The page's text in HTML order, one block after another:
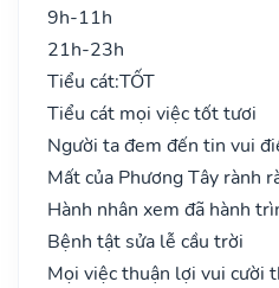
9h-11h
21h-23h
Tiểu cát:TỐT
Tiểu cát mọi việc tốt tươi
Người ta đem đến tin vui
Mất của Phương Tây rành
Hành nhân xem đã hành
Bệnh tật sửa lễ cầu trời
Mọi việc thuận lợi vui cười